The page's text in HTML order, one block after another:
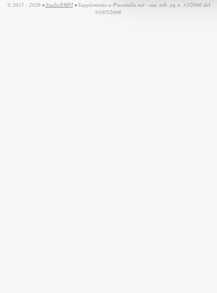
© 2011 - 2026 •StudioEMPI• Supplemento a Pressitalia.net - aut. trib. pg n. 33/2006 del
05/05/2006